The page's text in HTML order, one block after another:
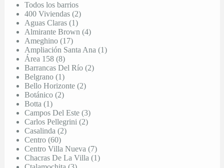
Todos los barrios
400 Viviendas (2)
Aguas Claras (1)
Almirante Brown (4)
Ameghino (17)
Ampliación Santa Ana (1)
Área 158 (8)
Barrancas Del Río (2)
Belgrano (1)
Bello Horizonte (2)
Botánico (2)
Botta (1)
Campos Del Este (3)
Carlos Pellegrini (2)
Casalinda (2)
Centro (60)
Centro Villa Nueva (7)
Chacras De La Villa (1)